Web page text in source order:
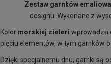
Zestaw garnków
designu. Wykonane z
Kolor morskiej zieleni wprowadza
pięciu elementów, w tym garnków
Dzięki specjalnemu dnu, garnki są